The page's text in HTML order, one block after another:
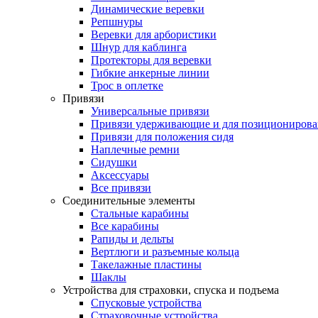
Динамические веревки
Репшнуры
Веревки для арбористики
Шнур для каблинга
Протекторы для веревки
Гибкие анкерные линии
Трос в оплетке
Привязи
Универсальные привязи
Привязи удерживающие и для
Привязи для положения сидя
Наплечные ремни
Сидушки
Аксессуары
Все привязи
Соединительные элементы
Стальные карабины
Все карабины
Рапиды и дельты
Вертлюги и разъемные кольца
Такелажные пластины
Шаклы
Устройства для страховки, спуска и подъема
Спусковые устройства
Страховочные устройства